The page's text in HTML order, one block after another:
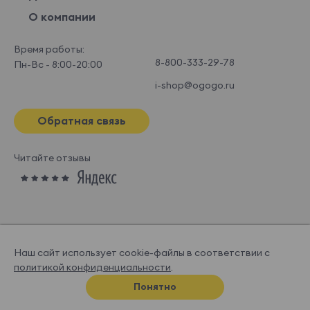
О компании
Время работы:
Пн-Вс - 8:00-20:00
8-800-333-29-78
i-shop@ogogo.ru
Обратная связь
Читайте отзывы
© OGOGOHOME, 2026
Спроектировано и нарисовано вСупрематике
Наш сайт использует cookie-файлы в соответствии с
политикой конфиденциальности.
Понятно